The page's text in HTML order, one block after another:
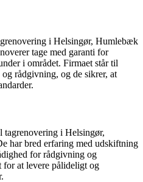
i Helsingør, Humlebæk
tage med garanti for
i området. Firmaet står til
rådgivning, og de sikrer, at
tagrenovering i Helsingør,
har bred erfaring med udskiftning
for rådgivning og
for at levere pålideligt og